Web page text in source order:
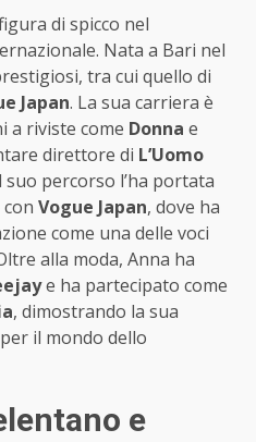
di spicco nel
Nata a Bari nel
tra cui quello di
Japan. La sua carriera è
a riviste come Donna e
direttore di L’Uomo
suo percorso l’ha portata
Vogue Japan, dove ha
come una delle voci
alla moda, Anna ha
e ha partecipato come
, dimostrando la sua
il mondo dello
e